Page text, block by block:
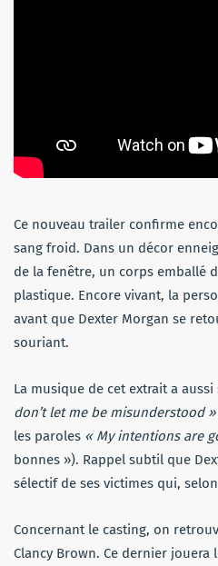
Ce nouveau trailer confirme
sang froid. Dans un décor
de la fenêtre, un corps emballé
plastique. Encore vivant, la
avant que Dexter Morgan se
souriant.
La musique de cet extrait a
don’t let me be misunderstood »
les paroles « My intentions are
bonnes »). Rappel subtil que
sélectif de ses victimes qui,
Concernant le casting, on
Clancy Brown. Ce dernier jouera